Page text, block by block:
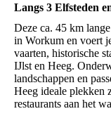
Langs 3 Elfsteden
Deze ca. 45 km
in Workum en voert
vaarten, historische
IJlst en Heeg.
landschappen en
Heeg ideale plekken
restaurants aan het